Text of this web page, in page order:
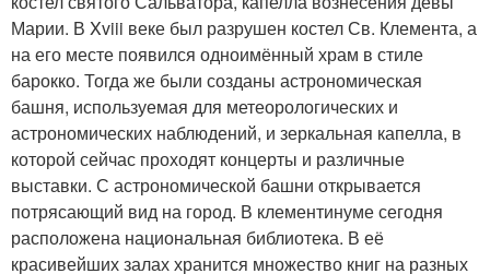
Марии. В Xviii веке был разрушен костел Св. Клемента, а
на его месте появился одноимённый храм в стиле
барокко. Тогда же были созданы астрономическая
башня, используемая для метеорологических и
астрономических наблюдений, и зеркальная капелла, в
которой сейчас проходят концерты и различные
выставки. С астрономической башни открывается
потрясающий вид на город. В клементинуме сегодня
расположена национальная библиотека. В её
красивейших залах хранится множество книг на разных